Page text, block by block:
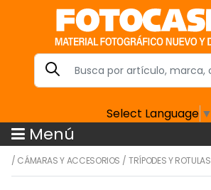
Select Language ▼
Menú
/ CÁMARAS Y ACCESORIOS /TRÍPODES Y ROTULAS